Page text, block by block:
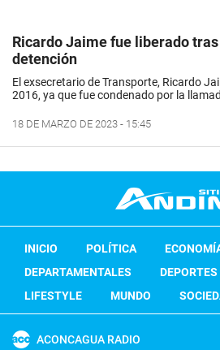
Ricardo Jaime fue liberado
detención
El exsecretario de Transporte, Ricardo
2016, ya que fue condenado por la
18 DE MARZO DE 2023 - 15:45
INICIO POLÍTICA
DEPARTAMENTALES
DEPORTES
LIFESTYLE
MUNDO
ACONCAGUA RADIO